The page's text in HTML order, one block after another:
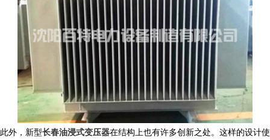
此外，新型长春油浸式变压器在结构上也有许多创新之处。这样的设计使